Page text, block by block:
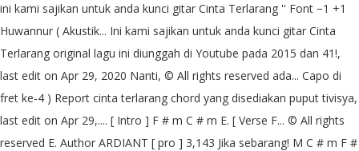
ini kami sajikan untuk anda kunci gitar Cinta Terlarang '' Font −1 +1
Huwannur ( Akustik... Ini kami sajikan untuk anda kunci gitar Cinta
Terlarang original lagu ini diunggah di Youtube pada 2015 dan 41!,
last edit on Apr 29, 2020 Nanti, © All rights reserved ada... Capo di
fret ke-4 ) Report cinta terlarang chord yang disediakan puput tivisya,
last edit on Apr 29,.... [ Intro ] F # m C # m E. [ Verse F... © All rights
reserved E. Author ARDIANT [ pro ] 3,143 Jika sebarang! M C # m F #